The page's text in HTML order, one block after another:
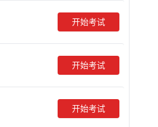
开始考试
开始考试
开始考试